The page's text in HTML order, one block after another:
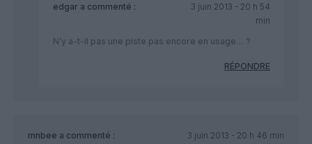
edgar a commenté :
3 juin 2013 - 20 h 54
min
N’y a-t-il pas une piste pas encore en usage… ?
RÉPONDRE
mnbee a commenté :
3 juin 2013 - 20 h 46 min